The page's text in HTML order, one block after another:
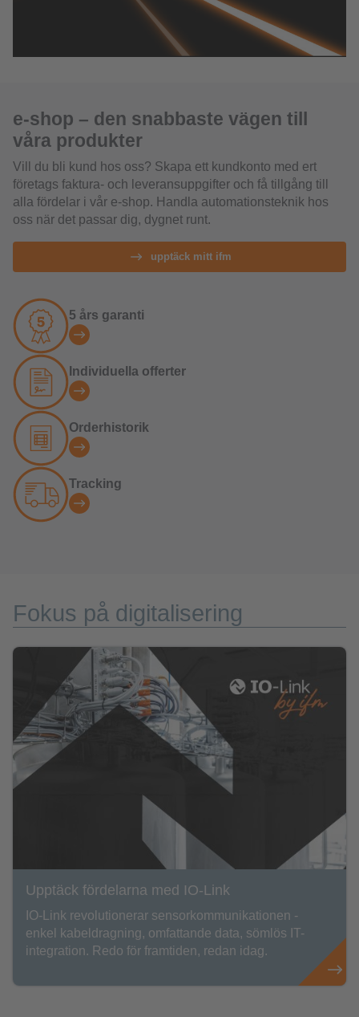
e-shop – den snabbaste vägen till
våra produkter
Vill du bli kund hos oss? Skapa ett kundkonto med ert
företags faktura- och leveransuppgifter och få tillgång till
alla fördelar i vår e‑shop. Handla automationsteknik hos
oss när det passar dig, dygnet runt.​
upptäck mitt ifm
5 års garanti
Individuella offerter
Orderhistorik
Tracking
Fokus på digitalisering
Upptäck fördelarna med IO-Link
IO-Link revolutionerar sensorkommunikationen -
enkel kabeldragning, omfattande data, sömlös IT-
integration. Redo för framtiden, redan idag.